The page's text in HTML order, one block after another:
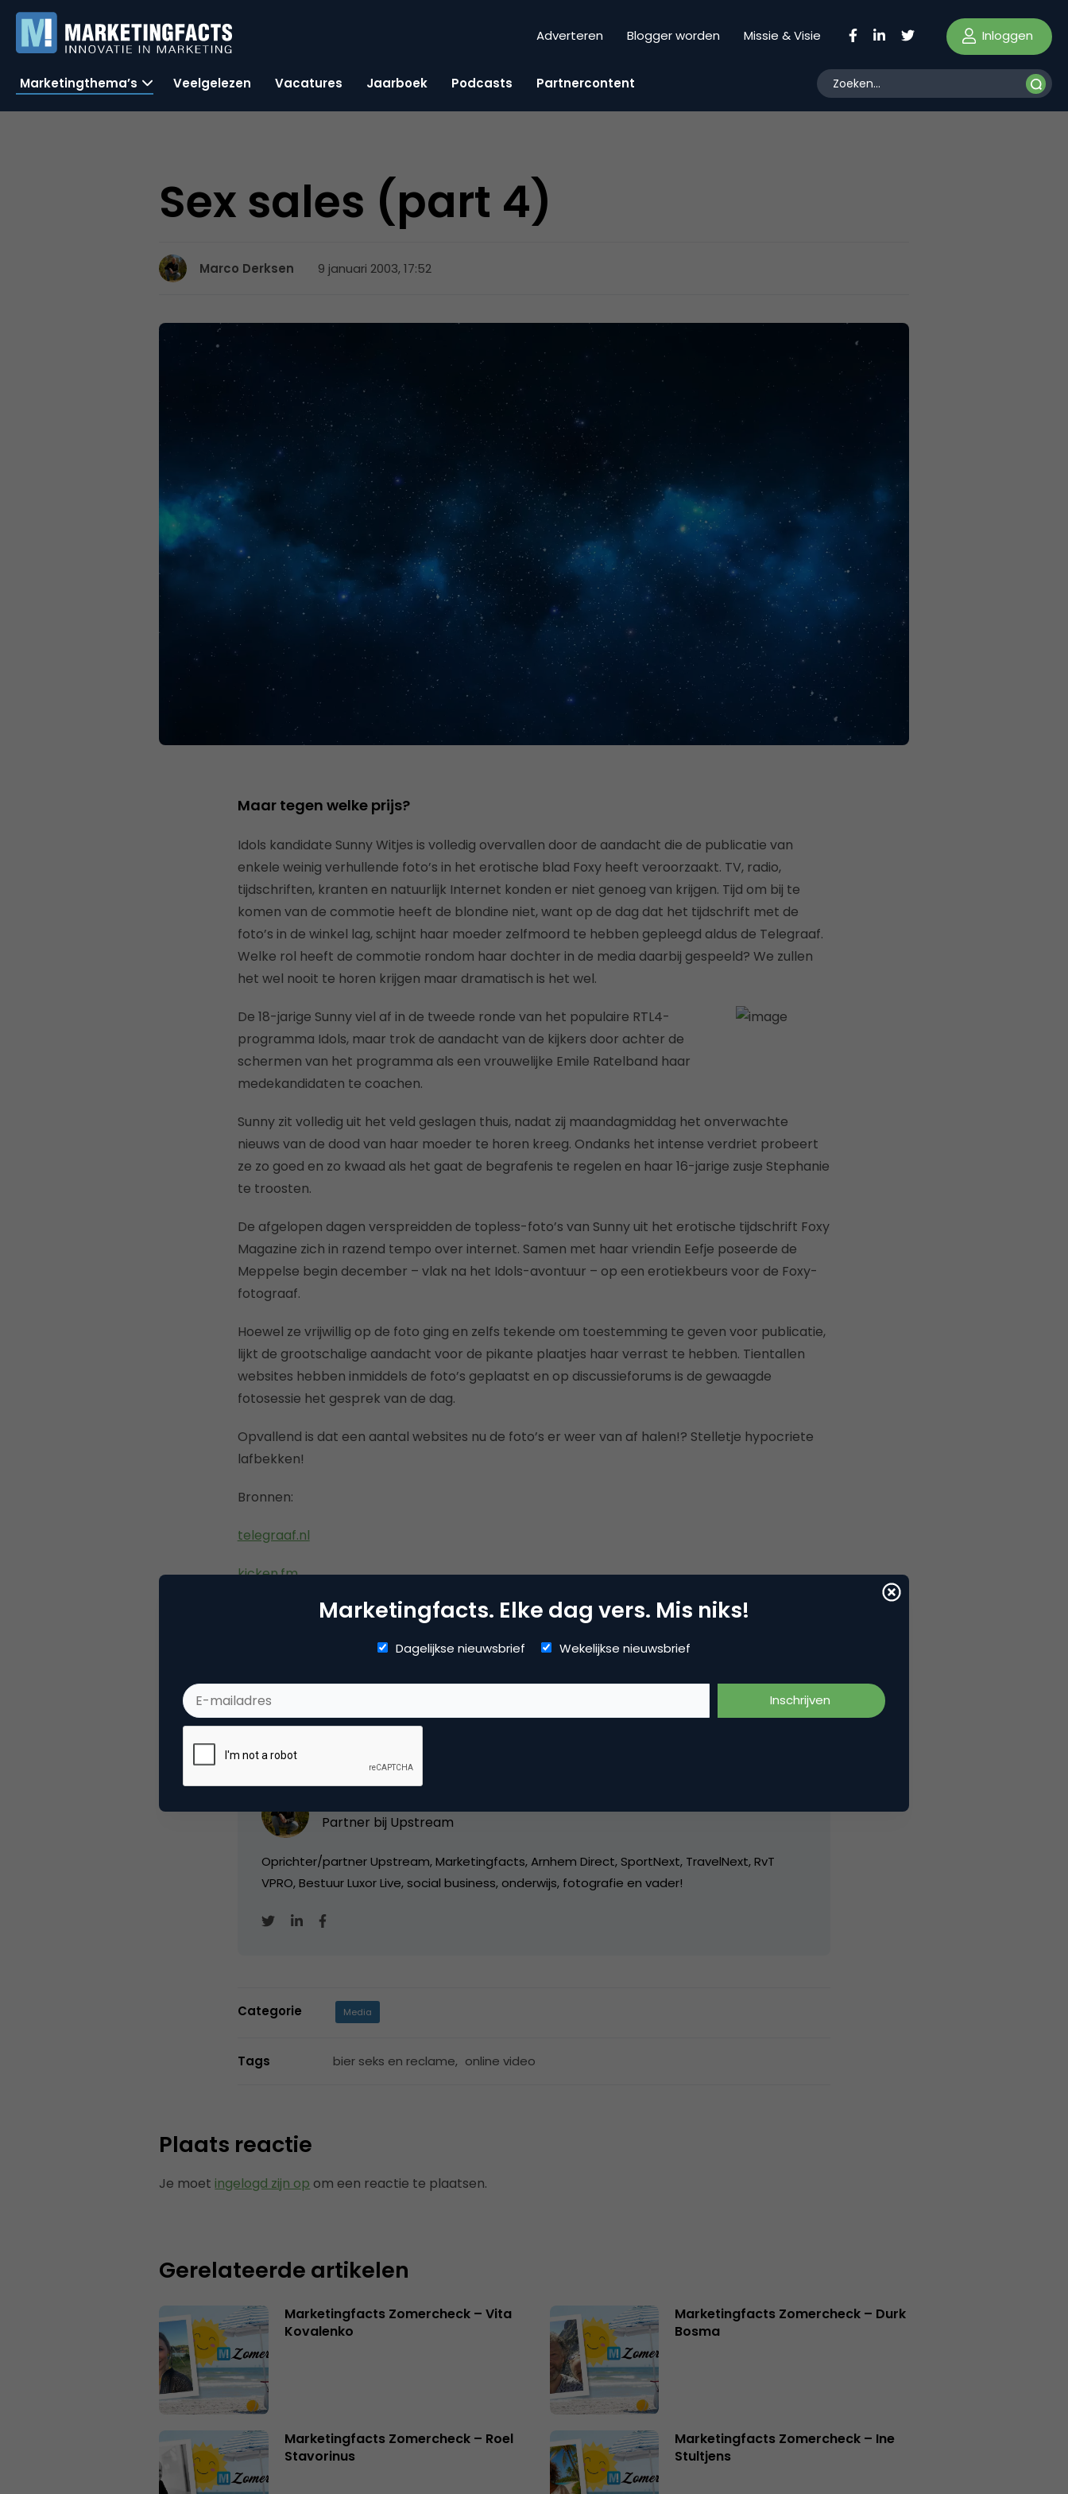
Adverteren Blogger worden Missie & Visie Inloggen
Marketingthema’s Veelgelezen Vacatures Jaarboek Podcasts Partnercontent
Sex sales (part 4)
Marco Derksen 9 januari 2003, 17:52
Maar tegen welke prijs?
Idols kandidate Sunny Witjes is volledig overvallen door de aandacht die de publicatie van
enkele weinig verhullende foto’s in het erotische blad Foxy heeft veroorzaakt. TV, radio,
tijdschriften, kranten en natuurlijk Internet konden er niet genoeg van krijgen. Tijd om bij te
komen van de commotie heeft de blondine niet, want op de dag dat het tijdschrift met de
foto’s in de winkel lag, schijnt haar moeder zelfmoord te hebben gepleegd aldus de Telegraaf.
Welke rol heeft de commotie rondom haar dochter in de media daarbij gespeeld? We zullen
het wel nooit te horen krijgen maar dramatisch is het wel.
De 18-jarige Sunny viel af in de tweede ronde van het populaire RTL4-
programma Idols, maar trok de aandacht van de kijkers door achter de
schermen van het programma als een vrouwelijke Emile Ratelband haar
medekandidaten te coachen.
Sunny zit volledig uit het veld geslagen thuis, nadat zij maandagmiddag het onverwachte
nieuws van de dood van haar moeder te horen kreeg. Ondanks het intense verdriet probeert
ze zo goed en zo kwaad als het gaat de begrafenis te regelen en haar 16-jarige zusje Stephanie
te troosten.
De afgelopen dagen verspreidden de topless-foto’s van Sunny uit het erotische tijdschrift Foxy
Magazine zich in razend tempo over internet. Samen met haar vriendin Eefje poseerde de
Meppelse begin december – vlak na het Idols-avontuur – op een erotiekbeurs voor de Foxy-
fotograaf.
Hoewel ze vrijwillig op de foto ging en zelfs tekende om toestemming te geven voor publicatie,
lijkt de grootschalige aandacht voor de pikante plaatjes haar verrast te hebben. Tientallen
websites hebben inmiddels de foto’s geplaatst en op discussieforums is de gewaagde
fotosessie het gesprek van de dag.
Opvallend is dat een aantal websites nu de foto’s er weer van af halen!? Stelletje hypocriete
lafbekken!
Bronnen:
telegraaf.nl
kicken.fm
Deel dit artikel
Partner bij Upstream
Oprichter/partner Upstream, Marketingfacts, Arnhem Direct, SportNext, TravelNext, RvT
VPRO, Bestuur Luxor Live, social business, onderwijs, fotografie en vader!
Categorie Media
Tags bier seks en reclame, online video
Plaats reactie
Je moet ingelogd zijn op om een reactie te plaatsen.
Gerelateerde artikelen
Marketingfacts Zomercheck – Vita
Kovalenko
Marketingfacts Zomercheck – Durk
Bosma
Marketingfacts Zomercheck – Roel
Stavorinus
Marketingfacts Zomercheck – Ine
Stultjens
Marketingfacts. Elke dag vers. Mis niks!
Dagelijkse nieuwsbrief Wekelijkse nieuwsbrief